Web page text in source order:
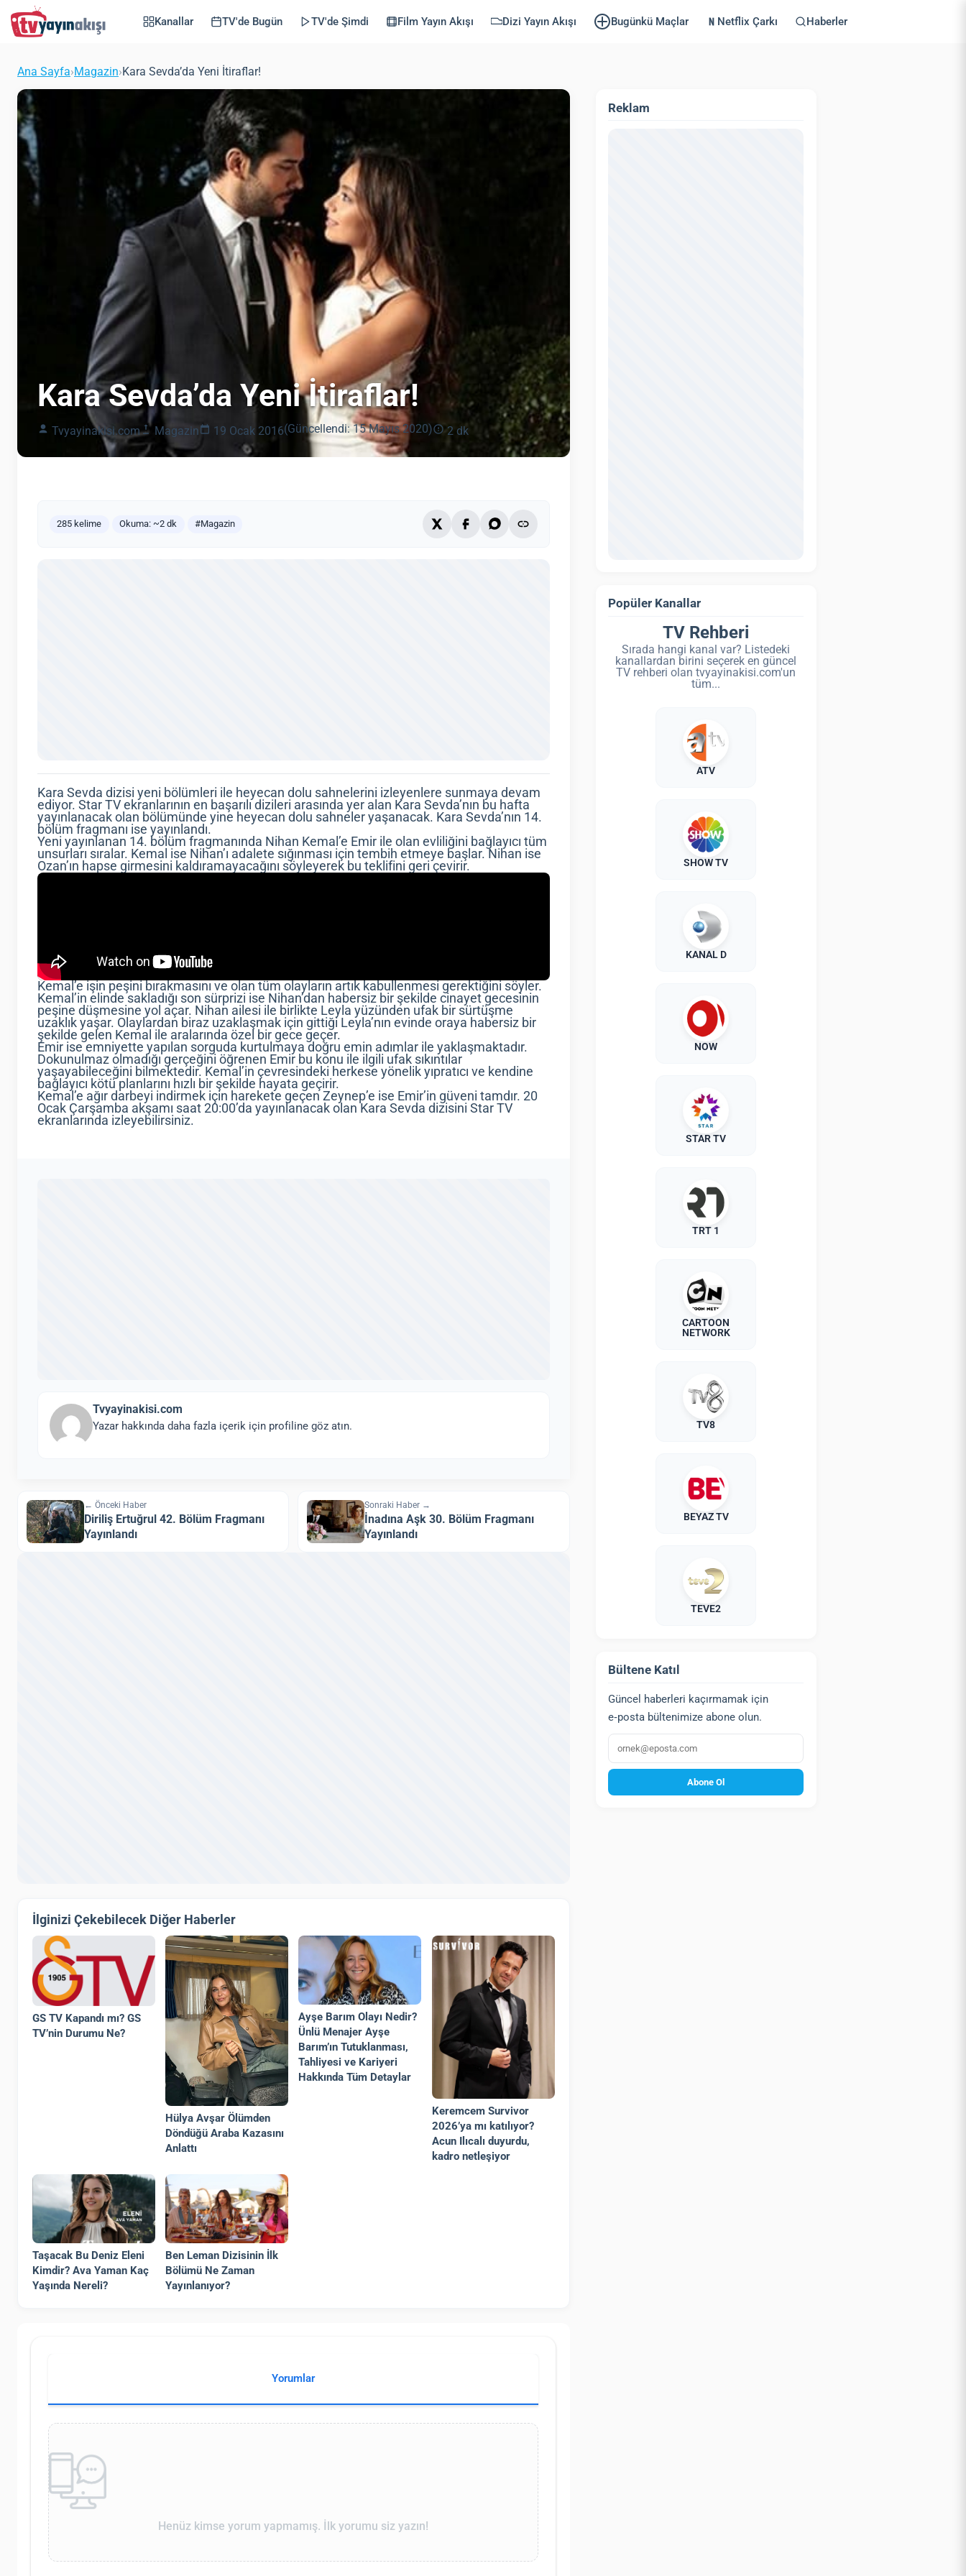
Kanallar TV'de Bugün TV'de Şimdi Film Yayın Akışı Dizi Yayın Akışı Bugünkü Maçlar Netflix Çarkı Haberler
Ana Sayfa›Magazin›Kara Sevda’da Yeni İtiraflar!
Kara Sevda’da Yeni İtiraflar!
Tvyayinakisi.com Magazin 19 Ocak 2016(Güncellendi: 15 Mayıs 2020) 2 dk
285 kelime Okuma: ~2 dk #Magazin
Kara Sevda dizisi yeni bölümleri ile heyecan dolu sahnelerini izleyenlere sunmaya devam
ediyor. Star TV ekranlarının en başarılı dizileri arasında yer alan Kara Sevda’nın bu hafta
yayınlanacak olan bölümünde yine heyecan dolu sahneler yaşanacak. Kara Sevda’nın 14.
bölüm fragmanı ise yayınlandı.
Yeni yayınlanan 14. bölüm fragmanında Nihan Kemal’e Emir ile olan evliliğini bağlayıcı tüm
unsurları sıralar. Kemal ise Nihan’ı adalete sığınması için tembih etmeye başlar. Nihan ise
Ozan’ın hapse girmesini kaldıramayacağını söyleyerek bu teklifini geri çevirir.
Kemal’e işin peşini bırakmasını ve olan tüm olayların artık kabullenmesi gerektiğini söyler.
Kemal’in elinde sakladığı son sürprizi ise Nihan’dan habersiz bir şekilde cinayet gecesinin
peşine düşmesine yol açar. Nihan ailesi ile birlikte Leyla yüzünden ufak bir sürtüşme
uzaklık yaşar. Olaylardan biraz uzaklaşmak için gittiği Leyla’nın evinde oraya habersiz bir
şekilde gelen Kemal ile aralarında özel bir gece geçer.
Emir ise emniyette yapılan sorguda kurtulmaya doğru emin adımlar ile yaklaşmaktadır.
Dokunulmaz olmadığı gerçeğini öğrenen Emir bu konu ile ilgili ufak sıkıntılar
yaşayabileceğini bilmektedir. Kemal’in çevresindeki herkese yönelik yıpratıcı ve kendine
bağlayıcı kötü planlarını hızlı bir şekilde hayata geçirir.
Kemal’e ağır darbeyi indirmek için harekete geçen Zeynep’e ise Emir’in güveni tamdır. 20
Ocak Çarşamba akşamı saat 20:00’da yayınlanacak olan Kara Sevda dizisini Star TV
ekranlarında izleyebilirsiniz.
Tvyayinakisi.com
Yazar hakkında daha fazla içerik için profiline göz atın.
← Önceki Haber
Diriliş Ertuğrul 42. Bölüm Fragmanı
Yayınlandı
Sonraki Haber →
İnadına Aşk 30. Bölüm Fragmanı
Yayınlandı
İlginizi Çekebilecek Diğer Haberler
GS TV Kapandı mı? GS
TV’nin Durumu Ne?
Hülya Avşar Ölümden
Döndüğü Araba Kazasını
Anlattı
Ayşe Barım Olayı Nedir?
Ünlü Menajer Ayşe
Barım’ın Tutuklanması,
Tahliyesi ve Kariyeri
Hakkında Tüm Detaylar
Keremcem Survivor
2026’ya mı katılıyor?
Acun Ilıcalı duyurdu,
kadro netleşiyor
Taşacak Bu Deniz Eleni
Kimdir? Ava Yaman Kaç
Yaşında Nereli?
Ben Leman Dizisinin İlk
Bölümü Ne Zaman
Yayınlanıyor?
Yorumlar
Henüz kimse yorum yapmamış. İlk yorumu siz yazın!
Reklam
Popüler Kanallar
TV Rehberi
Sırada hangi kanal var? Listedeki
kanallardan birini seçerek en güncel
TV rehberi olan tvyayinakisi.com'un
tüm...
ATV
SHOW TV
KANAL D
NOW
STAR TV
TRT 1
CARTOON
NETWORK
TV8
BEYAZ TV
TEVE2
Bültene Katıl
Güncel haberleri kaçırmamak için
e‑posta bültenimize abone olun.
E‑posta
Abone Ol